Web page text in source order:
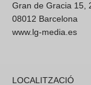
Gran de Gracia 15,
08012 Barcelona
www.lg-media.es
LOCALITZACIÓ